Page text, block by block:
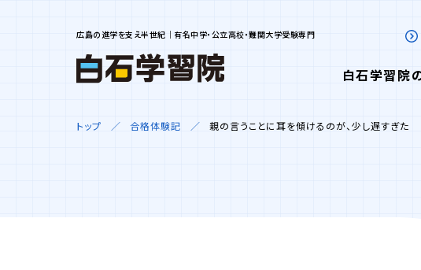
広島の進学を支え半世紀｜有名中学・公立高校・難関大学受験専門
白石学習院
トップ 合格体験記 親の言うことに耳を傾けるのが、少し遅すぎた